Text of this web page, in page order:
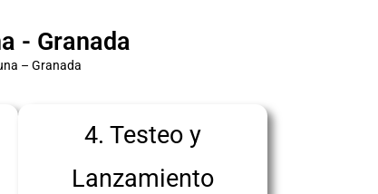
- Granada
– Granada
4. Testeo y
Lanzamiento